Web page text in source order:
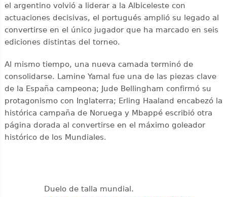
el argentino volvió a liderar a la Albiceleste con
actuaciones decisivas, el portugués amplió su legado al
convertirse en el único jugador que ha marcado en seis
ediciones distintas del torneo.
Al mismo tiempo, una nueva camada terminó de
consolidarse. Lamine Yamal fue una de las piezas clave
de la España campeona; Jude Bellingham confirmó su
protagonismo con Inglaterra; Erling Haaland encabezó la
histórica campaña de Noruega y Mbappé escribió otra
página dorada al convertirse en el máximo goleador
histórico de los Mundiales.
Duelo de talla mundial.